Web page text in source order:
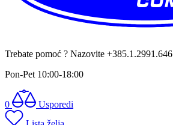
Trebate pomoć ? Nazovite +385.1.2991.646
Pon-Pet 10:00-18:00
0
Usporedi